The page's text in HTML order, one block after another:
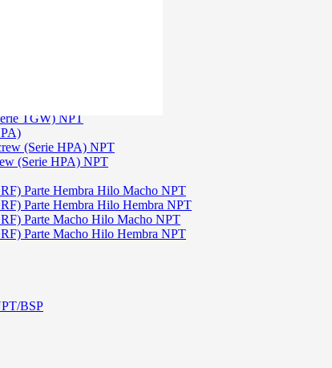
TGW) NPT
(Serie HPA) NPT
(Serie HPA) NPT
Parte Hembra Hilo Macho NPT
Parte Hembra Hilo Hembra NPT
Parte Macho Hilo Macho NPT
Parte Macho Hilo Hembra NPT
BSP